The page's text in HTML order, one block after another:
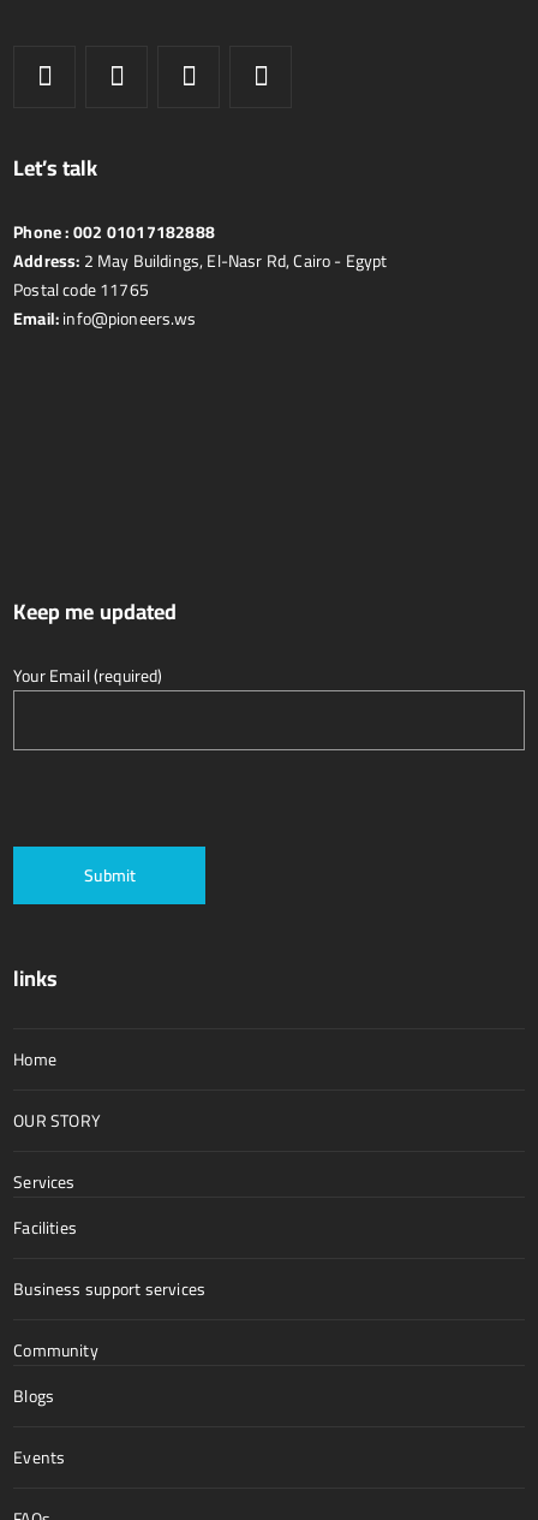
Let’s talk
Phone :002 01017182888
Address:2 May Buildings, El-Nasr Rd, Cairo - Egypt
Postal code 11765
Email:info@pioneers.ws
Keep me updated
Your Email (required)
links
Home
OUR STORY
Services
Facilities
Business support services
Community
Blogs
Events